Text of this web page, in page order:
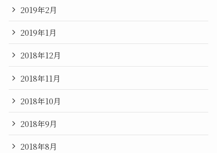
2019年2月
2019年1月
2018年12月
2018年11月
2018年10月
2018年9月
2018年8月